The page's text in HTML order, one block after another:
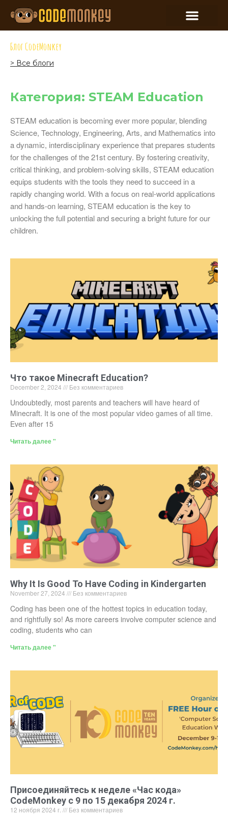
Блог CodeMonkey
> Все блоги
Категория: STEAM Education
STEAM education is becoming ever more popular, blending
Science, Technology, Engineering, Arts, and Mathematics into
a dynamic, interdisciplinary experience that prepares students
for the challenges of the 21st century. By fostering creativity,
critical thinking, and problem-solving skills, STEAM education
equips students with the tools they need to succeed in a
rapidly changing world. With a focus on real-world applications
and hands-on learning, STEAM education is the key to
unlocking the full potential and securing a bright future for our
children.
Что такое Minecraft Education?
December 2, 2024 Без комментариев
Undoubtedly, most parents and teachers will have heard of
Minecraft. It is one of the most popular video games of all time.
Even after 15
Читать далее "
Why It Is Good To Have Coding in Kindergarten
November 27, 2024 Без комментариев
Coding has been one of the hottest topics in education today,
and rightfully so! As more careers involve computer science and
coding, students who can
Читать далее "
Присоединяйтесь к неделе «Час кода»
CodeMonkey с 9 по 15 декабря 2024 г.
12 ноября 2024 г. Без комментариев